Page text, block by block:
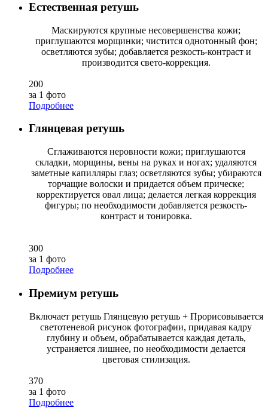
Естественная ретушь
Маскируются крупные несовершенства кожи;
приглушаются морщинки; чистится однотонный фон;
осветляются зубы; добавляется резкость-контраст и
производится свето-коррекция.
200
за 1 фото
Подробнее
Глянцевая ретушь
Сглаживаются неровности кожи; приглушаются
складки, морщины, вены на руках и ногах; удаляются
заметные капилляры глаз; осветляются зубы; убираются
торчащие волоски и придается объем прическе;
корректируется овал лица; делается легкая коррекция
фигуры; по необходимости добавляется резкость-
контраст и тонировка.
300
за 1 фото
Подробнее
Премиум ретушь
Включает ретушь Глянцевую ретушь + Прорисовывается
светотеневой рисунок фотографии, придавая кадру
глубину и объем, обрабатывается каждая деталь,
устраняется лишнее, по необходимости делается
цветовая стилизация.
370
за 1 фото
Подробнее